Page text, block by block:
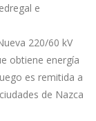
e
220/60 kV
obtiene energía
es remitida a
de Nazca